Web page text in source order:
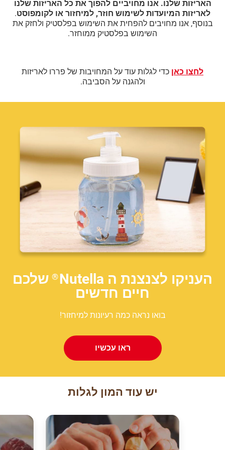
האריזות שלנו. אנו מחויביים להפוך את כל האריזות שלנו
לאריזות המיועדות לשימוש חוזר, למיחזור או לקומפוסט.
בנוסף, אנו מחויבים להפחית את השימוש בפלסטיק ולחזק את
השימוש בפלסטיק ממוחזר.
לחצו כאן כדי לגלות עוד על המחויבות של פררו לאריזות
ולהגנה על הסביבה.
העניקו לצנצנת ה Nutella ®שלכם
חיים חדשים
בואו נראה כמה רעיונות למיחזור!
ראו עכשיו
יש עוד המון לגלות